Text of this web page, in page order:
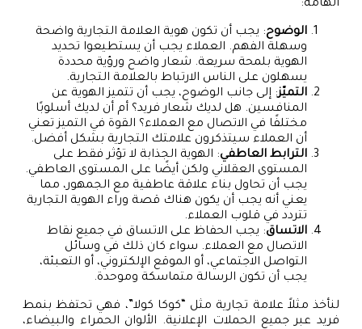
الهامة:
الوضوح: يجب أن تكون هوية العلامة التجارية واضحة
وسهلة الفهم. العملاء يجب أن يستطيعوا تحديد
الهوية بلمحة سريعة. شعار واضح ورؤية محددة
يسهلون على الناس الارتباط بالعلامة التجارية.
التميّز: إلى جانب الوضوح، يجب أن تتميز الهوية عن
المنافسين. هل لديك شعار فريد؟ أم أن لديك أسلوبًا
مختلفًا في الاتصال مع العملاء؟ القوة في التميز تعني
أن العملاء سيتذكرون علامتك التجارية بشكل أفضل.
الترابط العاطفي: الهوية الجذابة لا تؤثر فقط على
المستوى العقلاني ولكن أيضًا على المستوى العاطفي.
يجب أن تحاول بناء علاقة عاطفية مع الجمهور، مما
يعني أنه يجب أن يكون هناك قصة وراء الهوية التجارية
تتردد في قلوب العملاء.
الاتساق: يجب الحفاظ على الاتساق في جميع نقاط
الاتصال مع العملاء. سواء كان ذلك في وسائل
التواصل الاجتماعي، أو الموقع الإلكتروني، أو التعبئة،
يجب أن تكون الرسالة متماسكة وموحدة.
لنأخذ مثلاً علامة تجارية مثل “كوكا كولا”، فهي تحتفظ بنمط
فريد عبر جميع الحملات الإعلانية. الألوان الحمراء والبيضاء،